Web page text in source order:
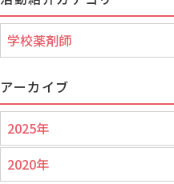
学校薬剤師
アーカイブ
2025年
2020年